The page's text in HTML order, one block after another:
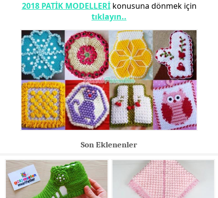
2018 PATİK MODELLERİkonusuna dönmek için
tıklayın..
Son Eklenenler